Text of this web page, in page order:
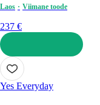
Laos Viimane toode
237 €
LISA OSTUKORVI
Yes Everyday